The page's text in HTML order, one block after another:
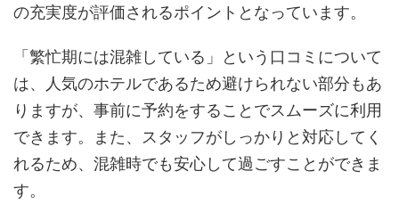
の充実度が評価されるポイントとなっています。
「繁忙期には混雑している」という口コミについて
は、人気のホテルであるため避けられない部分もあ
りますが、事前に予約をすることでスムーズに利用
できます。また、スタッフがしっかりと対応してく
れるため、混雑時でも安心して過ごすことができま
す。